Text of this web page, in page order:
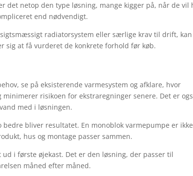
det netop den type løsning, mange kigger på, når de vil
end nødvendigt.
radiatorsystem eller særlige krav til drift, kan
sig at få vurderet de konkrete forhold før køb.
se på eksisterende varmesystem og afklare, hvor
risikoen for ekstraregninger senere. Det er
med i løsningen.
bliver resultatet. En monoblok varmepumpe er ikke
hus og montage passer sammen.
i første øjekast. Det er den løsning, der passer til
måned efter måned.